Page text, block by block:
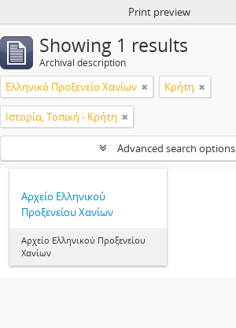
Print preview
Showing 1 results
Archival description
Ελληνικό Προξενείο Χανίων Κρήτη
Ιστορία, Τοπική - Κρήτη
Advanced search options
Αρχείο Ελληνικού
Προξενείου Χανίων
Αρχείο Ελληνικού Προξενείου
Χανίων